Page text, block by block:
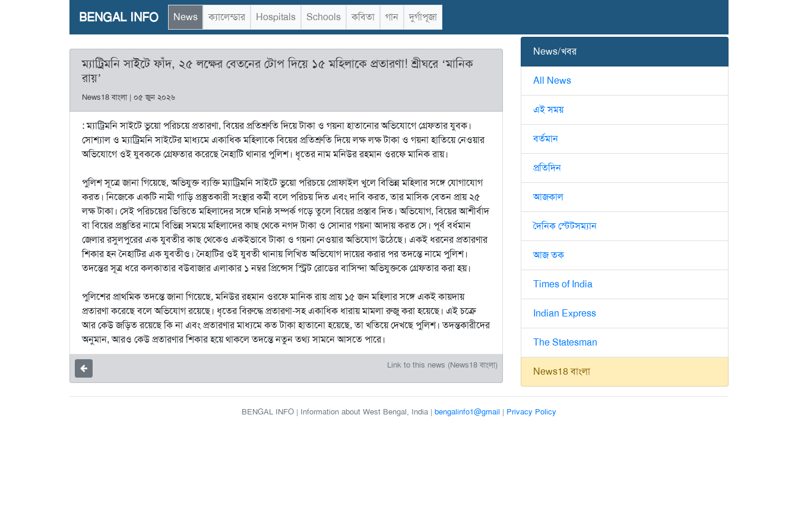
BENGAL INFO News ক্যালেন্ডার Hospitals Schools কবিতা গান দুর্গাপূজা
ম্যাট্রিমনি সাইটে ফাঁদ, ২৫ লক্ষের বেতনের টোপ দিয়ে ১৫ মহিলাকে প্রতারণা! শ্রীঘরে ‘মানিক
রায়’
News18 বাংলা | ০৫ জুন ২০২৬
: ম্যাট্রিমনি সাইটে ভুয়ো পরিচয়ে প্রতারণা, বিয়ের প্রতিশ্রুতি দিয়ে টাকা ও গয়না হাতানোর অভিযোগে গ্রেফতার যুবক।
সোশ্যাল ও ম্যাট্রিমনি সাইটের মাধ্যমে একাধিক মহিলাকে বিয়ের প্রতিশ্রুতি দিয়ে লক্ষ লক্ষ টাকা ও গয়না হাতিয়ে নেওয়ার
অভিযোগে ওই যুবককে গ্রেফতার করেছে নৈহাটি থানার পুলিশ। ধৃতের নাম মনিউর রহমান ওরফে মানিক রায়।
পুলিশ সূত্রে জানা গিয়েছে, অভিযুক্ত ব্যক্তি ম্যাট্রিমনি সাইটে ভুয়ো পরিচয়ে প্রোফাইল খুলে বিভিন্ন মহিলার সঙ্গে যোগাযোগ
করত। নিজেকে একটি নামী গাড়ি প্রস্তুতকারী সংস্থার কর্মী বলে পরিচয় দিত এবং দাবি করত, তার মাসিক বেতন প্রায় ২৫
লক্ষ টাকা। সেই পরিচয়ের ভিত্তিতে মহিলাদের সঙ্গে ঘনিষ্ঠ সম্পর্ক গড়ে তুলে বিয়ের প্রস্তাব দিত। অভিযোগ, বিয়ের আশীর্বাদ
বা বিয়ের প্রস্তুতির নামে বিভিন্ন সময়ে মহিলাদের কাছ থেকে নগদ টাকা ও সোনার গয়না আদায় করত সে। পূর্ব বর্ধমান
জেলার রসুলপুরের এক যুবতীর কাছ থেকেও একইভাবে টাকা ও গয়না নেওয়ার অভিযোগ উঠেছে। একই ধরনের প্রতারণার
শিকার হন নৈহাটির এক যুবতীও। নৈহাটির ওই যুবতী থানায় লিখিত অভিযোগ দায়ের করার পর তদন্তে নামে পুলিশ।
তদন্তের সূত্র ধরে কলকাতার বউবাজার এলাকার ১ নম্বর প্রিন্সেস স্ট্রিট রোডের বাসিন্দা অভিযুক্তকে গ্রেফতার করা হয়।
পুলিশের প্রাথমিক তদন্তে জানা গিয়েছে, মনিউর রহমান ওরফে মানিক রায় প্রায় ১৫ জন মহিলার সঙ্গে একই কায়দায়
প্রতারণা করেছে বলে অভিযোগ রয়েছে। ধৃতের বিরুদ্ধে প্রতারণা-সহ একাধিক ধারায় মামলা রুজু করা হয়েছে। এই চক্রে
আর কেউ জড়িত রয়েছে কি না এবং প্রতারণার মাধ্যমে কত টাকা হাতানো হয়েছে, তা খতিয়ে দেখছে পুলিশ। তদন্তকারীদের
অনুমান, আরও কেউ প্রতারণার শিকার হয়ে থাকলে তদন্তে নতুন তথ্য সামনে আসতে পারে।
Link to this news (News18 বাংলা)
News/খবর
All News
এই সময়
বর্তমান
প্রতিদিন
আজকাল
দৈনিক স্টেটসম্যান
আজ তক
Times of India
Indian Express
The Statesman
News18 বাংলা
BENGAL INFO | Information about West Bengal, India | bengalinfo1@gmail | Privacy Policy